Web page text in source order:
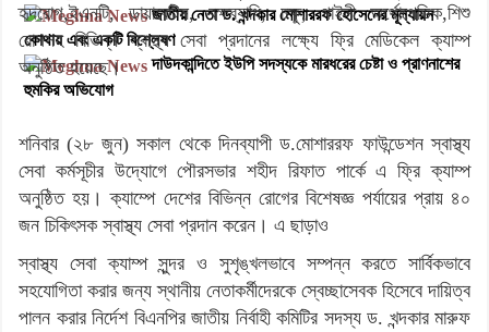
জাতীয় নেতা ড. খন্দকার মোশাররফ হোসেনের মূল্যায়ন
কোথায় এবং একটি বিশ্লেষণ
দাউদকান্দিতে ইউপি সদস্যকে মারধরের চেষ্টা ও প্রাণনাশের
হুমকির অভিযোগ
হৃদরোগ,ইএনটি, ডায়াবেটিস, বক্ষব্যাধি, চক্ষু, গাইনী অর্থোপেডিক,শিশু
রোগসহ বিভিন্ন স্বাস্থ্য সেবা প্রদানের লক্ষ্যে ফ্রি মেডিকেল ক্যাম্প
অনুষ্ঠিত হয়েছে।
শনিবার (২৮ জুন) সকাল থেকে দিনব্যাপী ড.মোশাররফ ফাউন্ডেশন স্বাস্থ্য
সেবা কর্মসূচীর উদ্যোগে পৌরসভার শহীদ রিফাত পার্কে এ ফ্রি ক্যাম্প
অনুষ্ঠিত হয়। ক্যাম্পে দেশের বিভিন্ন রোগের বিশেষজ্ঞ পর্যায়ের প্রায় ৪০
জন চিকিৎসক স্বাস্থ্য সেবা প্রদান করেন। এ ছাড়াও
স্বাস্থ্য সেবা ক্যাম্প সুন্দর ও সুশৃঙ্খলভাবে সম্পন্ন করতে সার্বিকভাবে
সহযোগিতা করার জন্য স্থানীয় নেতাকর্মীদেরকে স্বেচ্ছাসেবক হিসেবে দায়িত্ব
পালন করার নির্দেশ বিএনপির জাতীয় নির্বাহী কমিটির সদস্য ড. খন্দকার মারুফ